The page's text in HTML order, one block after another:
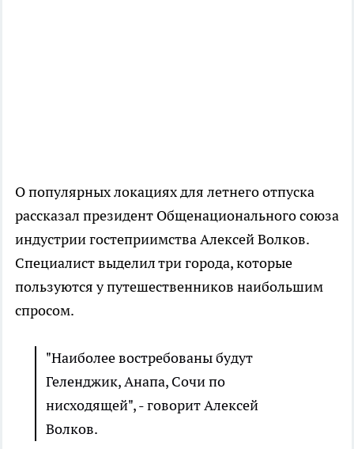
О популярных локациях для летнего отпуска
рассказал президент Общенационального союза
индустрии гостеприимства Алексей Волков.
Специалист выделил три города, которые
пользуются у путешественников наибольшим
спросом.
"Наиболее востребованы будут
Геленджик, Анапа, Сочи по
нисходящей", - говорит Алексей
Волков.